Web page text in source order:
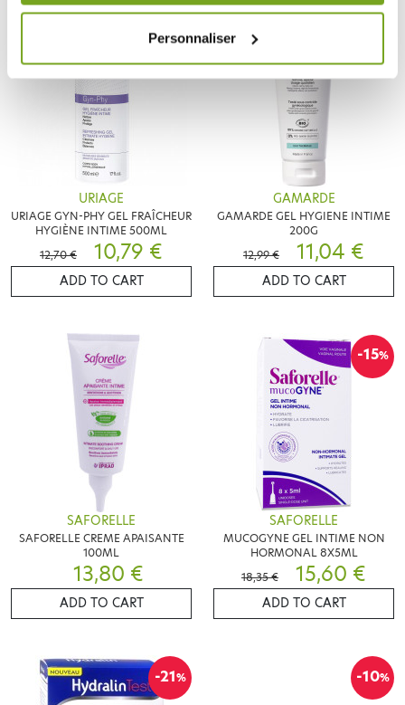
Personnaliser
-15%
URIAGE
URIAGE GYN-PHY GEL FRAÎCHEUR
HYGIÈNE INTIME 500ML
12,70 €
10,79 €
ADD TO CART
GAMARDE
GAMARDE GEL HYGIENE INTIME
200G
12,99 €
11,04 €
ADD TO CART
SAFORELLE
SAFORELLE CREME APAISANTE
100ML
13,80 €
ADD TO CART
-15%
SAFORELLE
MUCOGYNE GEL INTIME NON
HORMONAL 8X5ML
18,35 €
15,60 €
ADD TO CART
-21% -10%